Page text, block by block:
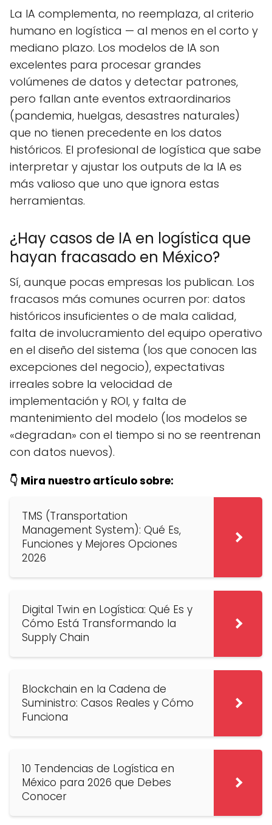
La IA complementa, no reemplaza, al criterio
humano en logística — al menos en el corto y
mediano plazo. Los modelos de IA son
excelentes para procesar grandes
volúmenes de datos y detectar patrones,
pero fallan ante eventos extraordinarios
(pandemia, huelgas, desastres naturales)
que no tienen precedente en los datos
históricos. El profesional de logística que sabe
interpretar y ajustar los outputs de la IA es
más valioso que uno que ignora estas
herramientas.
¿Hay casos de IA en logística que
hayan fracasado en México?
Sí, aunque pocas empresas los publican. Los
fracasos más comunes ocurren por: datos
históricos insuficientes o de mala calidad,
falta de involucramiento del equipo operativo
en el diseño del sistema (los que conocen las
excepciones del negocio), expectativas
irreales sobre la velocidad de
implementación y ROI, y falta de
mantenimiento del modelo (los modelos se
«degradan» con el tiempo si no se reentrenan
con datos nuevos).
👇 Mira nuestro artículo sobre:
TMS (Transportation
Management System): Qué Es,
Funciones y Mejores Opciones
2026
Digital Twin en Logística: Qué Es y
Cómo Está Transformando la
Supply Chain
Blockchain en la Cadena de
Suministro: Casos Reales y Cómo
Funciona
10 Tendencias de Logística en
México para 2026 que Debes
Conocer